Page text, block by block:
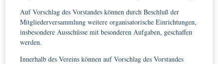
Auf Vorschlag des Vorstandes können durch Beschluß der
Mitgliederversammlung weitere organisatorische Einrichtungen,
insbesondere Ausschüsse mit besonderen Aufgaben, geschaffen
werden.
Innerhalb des Vereins können auf Vorschlag des Vorstandes